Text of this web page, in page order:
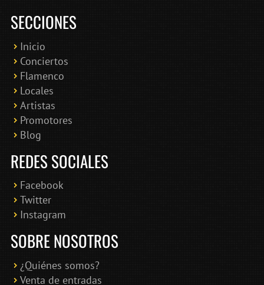
SECCIONES
Inicio
Conciertos
Flamenco
Locales
Artistas
Promotores
Blog
REDES SOCIALES
Facebook
Twitter
Instagram
SOBRE NOSOTROS
¿Quiénes somos?
Venta de entradas